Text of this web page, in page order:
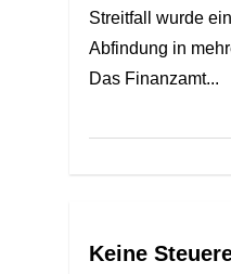
Streitfall wurde
Abfindung in
Das Finanzamt...
Keine